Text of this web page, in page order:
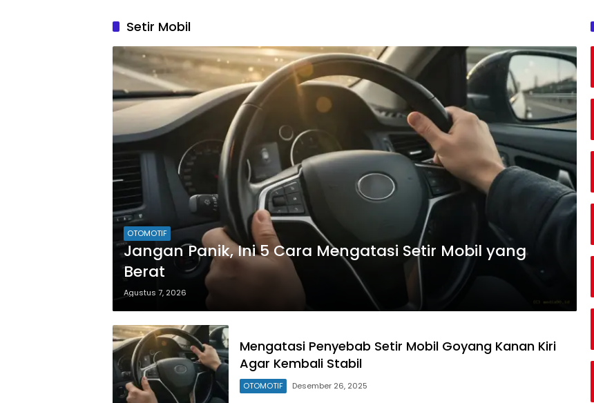
Setir Mobil
OTOMOTIF
Jangan Panik, Ini 5 Cara Mengatasi Setir Mobil yang
Berat
Agustus 7, 2026
Mengatasi Penyebab Setir Mobil Goyang Kanan Kiri
Agar Kembali Stabil
OTOMOTIF Desember 26, 2025